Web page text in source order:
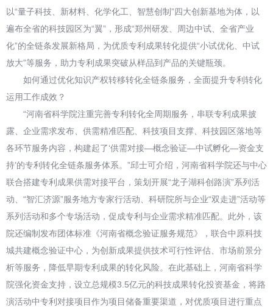
以“量子科技、新材料、化学化工、智慧创制”四大创新基地为体，以
遍布全省的科技园区为“翼”，形成“郑州研发、周边中试、全省产业
化”的全链条发展新格局，为优质专利成果转化提供“小试优化、中试
放大”等服务，助力专利成果突破从样品到产品的关键瓶颈。
如何通过优化知识产权转移转化全链条服务，全面提升专利转化
运用工作成效？
“河南省科学院注重完善专利转化全周期服务，串联专利成果披
露、企业需求发布、供需精准匹配、科技项目支撑、科技园区落地等
各环节服务内容，构建起了‘供需对接—概念验证—中试孵化—资金支
持’的专利转化全链条服务体系。”邱士可介绍，河南省科学院还与中心
联合搭建专利成果供需对接平台，策划开展“龙子湖科创路演”系列活
动、“智汇济源”服务地方专家行活动、科研院所与企业“双走进”活动等
系列活动和多个专场活动，促成专利与企业需求精准匹配。此外，该
院还编制发布团体标准《河南省概念验证服务规范》，联合中原科技
城共建概念验证中心，为创新成果提供技术可行性评估、市场前景分
析等服务，降低早期专利成果的转化风险。在此基础上，河南省科学
院强化资金支持，设立总规模3.5亿元的科技成果转化投资基金，将路
演活动中专利对接项目作为项目储备重要渠道，对优质项目进行重点